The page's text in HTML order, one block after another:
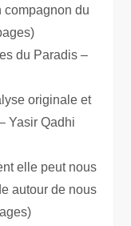
compagnon du
du Paradis –
originale et
Yasir Qadhi
elle peut nous
autour de nous